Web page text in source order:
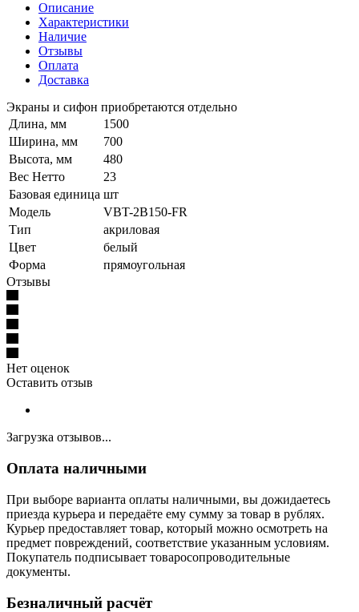
Описание
Характеристики
Наличие
Отзывы
Оплата
Доставка
Экраны и сифон приобретаются отдельно
Длина, мм
1500
Ширина, мм
700
Высота, мм
480
Вес Нетто
23
Базовая единица шт
Модель
VBT-2B150-FR
Тип
акриловая
Цвет
белый
Форма
прямоугольная
Отзывы
Нет оценок
Оставить отзыв
Загрузка отзывов...
Оплата наличными
При выборе варианта оплаты наличными, вы дожидаетесь
приезда курьера и передаёте ему сумму за товар в рублях.
Курьер предоставляет товар, который можно осмотреть на
предмет повреждений, соответствие указанным условиям.
Покупатель подписывает товаросопроводительные
документы.
Безналичный расчёт